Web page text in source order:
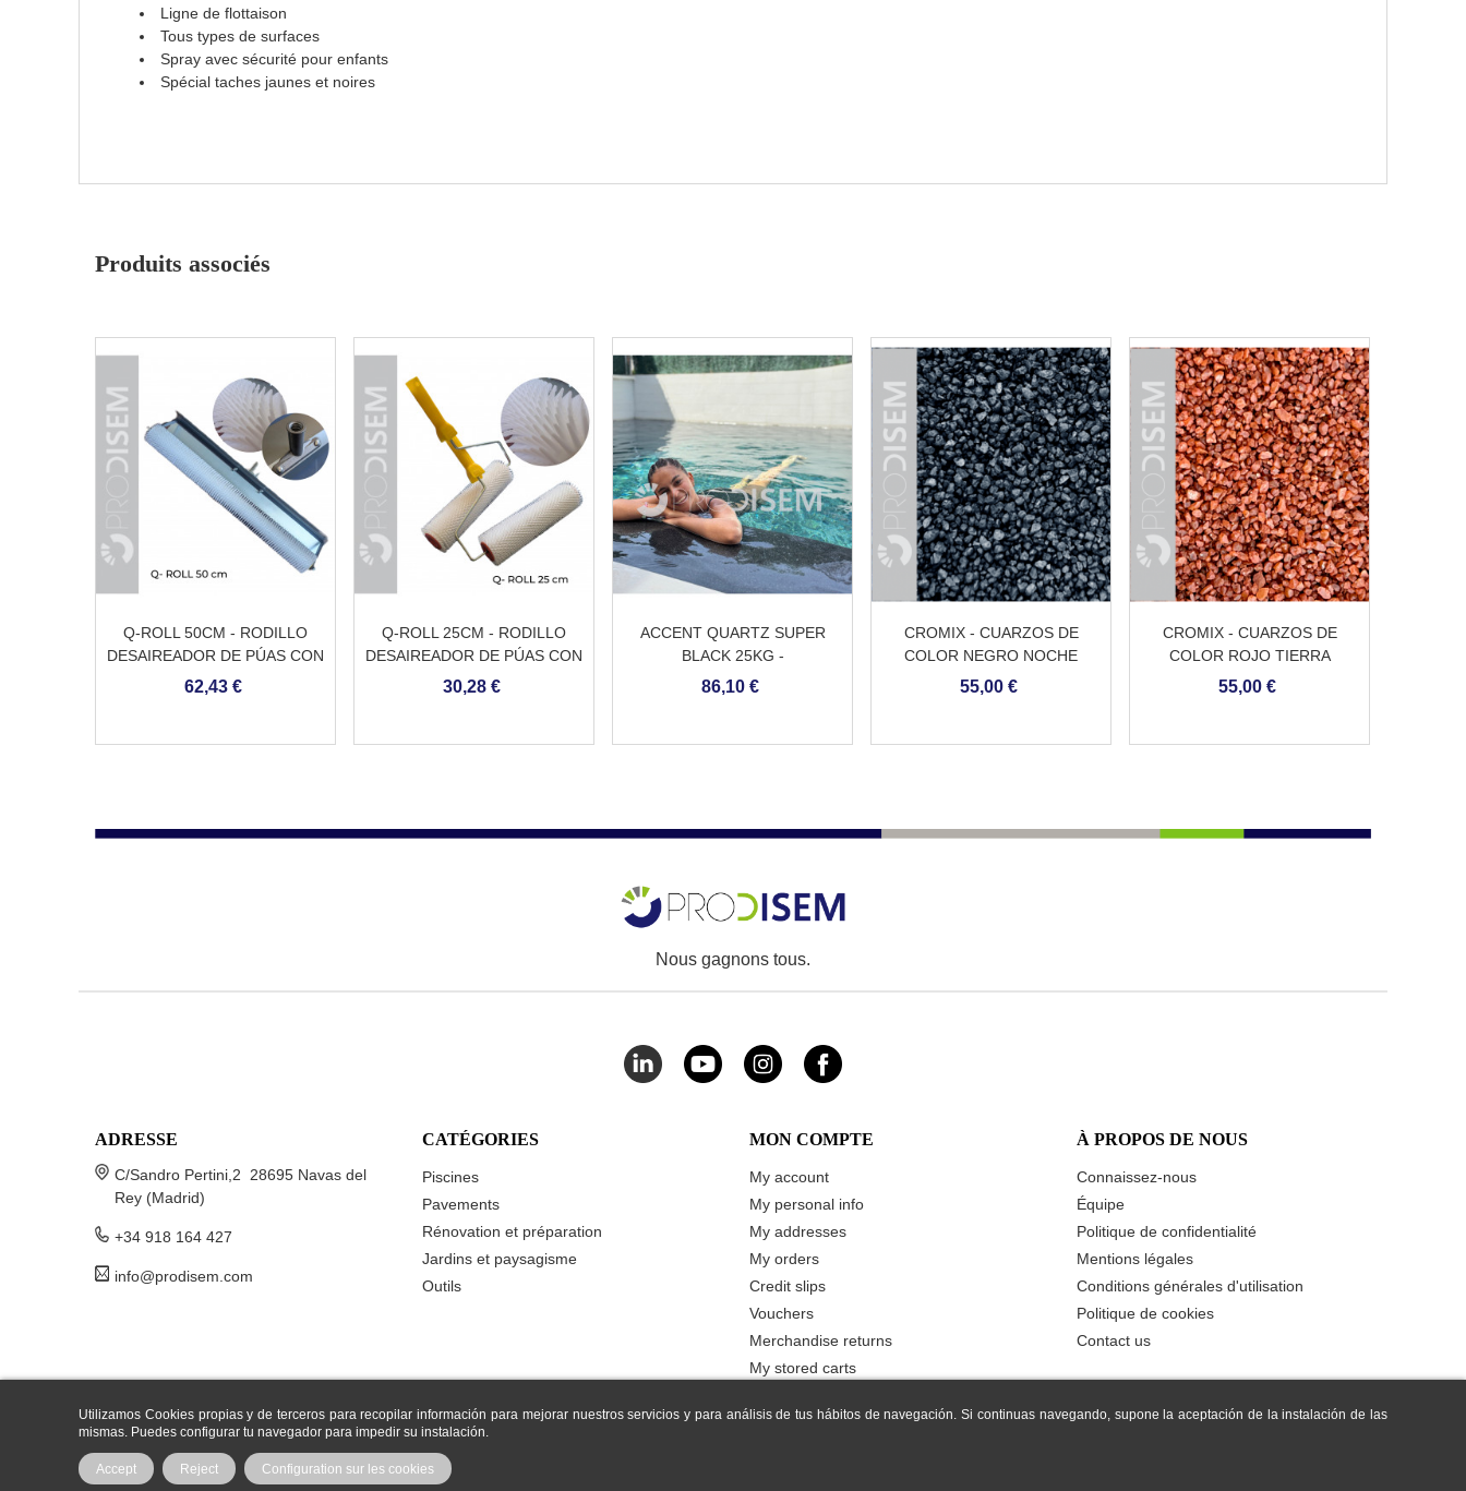
Utilizamos Cookies propias y de terceros para recopilar información para mejorar nuestros servicios y para análisis de tus hábitos de navegación. Si continuas navegando, supone la aceptación de la instalación de las
mismas. Puedes configurar tu navegador para impedir su instalación.
Accept Reject Configuration sur les cookies
Ligne de flottaison
Tous types de surfaces
Spray avec sécurité pour enfants
Spécial taches jaunes et noires
Produits associés
Q-ROLL 50CM - RODILLO
DESAIREADOR DE PÚAS CON
PROTECCIÓN
62,43 €
Q-ROLL 25CM - RODILLO
DESAIREADOR DE PÚAS CON
MANGO
30,28 €
ACCENT QUARTZ SUPER
BLACK 25KG -
REVESTIMIENTO CONTINUO
86,10 €
CROMIX - CUARZOS DE
COLOR NEGRO NOCHE
55,00 €
CROMIX - CUARZOS DE
COLOR ROJO TIERRA
55,00 €
Nous gagnons tous.
ADRESSE
C/Sandro Pertini,2 28695 Navas del
Rey (Madrid)
+34 918 164 427
info@prodisem.com
CATÉGORIES
Piscines
Pavements
Rénovation et préparation
Jardins et paysagisme
Outils
MON COMPTE
My account
My personal info
My addresses
My orders
Credit slips
Vouchers
Merchandise returns
My stored carts
À PROPOS DE NOUS
Connaissez-nous
Équipe
Politique de confidentialité
Mentions légales
Conditions générales d'utilisation
Politique de cookies
Contact us